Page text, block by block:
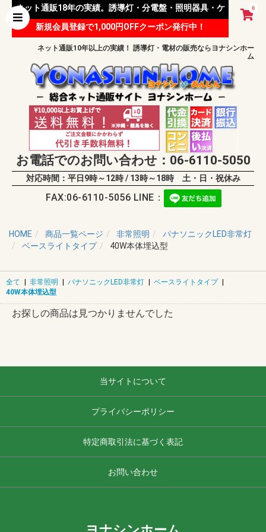
0
ネット通販18年の実績。誘導灯・分電盤・照明器具・ケ
ーブル等 様々な資材を取り扱っています。
新規会員登録で1,000円OFFクーポン発行中！
ネット通販10年以上の実績！ 誘導灯・電材の販売ならヨナシンホー
ム
お電話でのお問い合わせ：06-6110-5050
対応時間：平日9時～12時 / 13時～18時 土・日・祝休み
FAX:06-6110-5056 LINE：
HOME 商品一覧ページ 非常照明
パナソニックLED非常灯
ベースライトタイプ
40W本体埋込型
全て | 非常照明 | パナソニックLED非常灯 | ベースライトタイプ |
40W本体埋込型
お探しの商品は見つかりませんでした
当サイトについて
プライバシーポリシー
特定商取引法に基づく表記
お問い合わせ